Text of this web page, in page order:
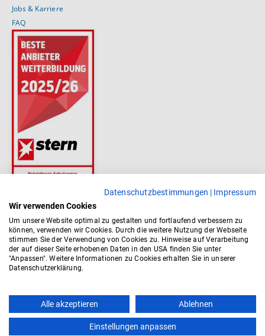
Datenschutzbestimmungen | Impressum
Wir verwenden Cookies
Um unsere Website optimal zu gestalten und fortlaufend verbessern zu
können, verwenden wir Cookies. Durch die weitere Nutzung der Webseite
stimmen Sie der Verwendung von Cookies zu. Hinweise auf Verarbeitung
der auf dieser Seite erhobenen Daten in den USA finden Sie unter
"Anpassen". Weitere Informationen zu Cookies erhalten Sie in unserer
Datenschutzerklärung.
Alle akzeptieren Ablehnen
Einstellungen anpassen
Jobs & Karriere
FAQ